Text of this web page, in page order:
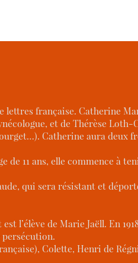
lettres française. Catherine
et de Thérèse Loth-
Catherine aura deux
de 11 ans, elle commence à
qui sera résistant et
l’élève de Marie Jaëll. En
persécution.
Colette, Henri de